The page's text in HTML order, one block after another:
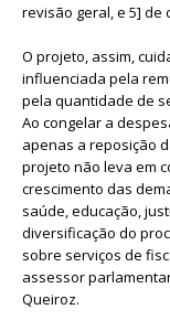
revisão geral, e 5] de
O projeto, assim,
influenciada pela
pela quantidade de
Ao congelar a
apenas a reposição
projeto não leva em
crescimento das
saúde, educação,
diversificação do
sobre serviços de
assessor
Queiroz.